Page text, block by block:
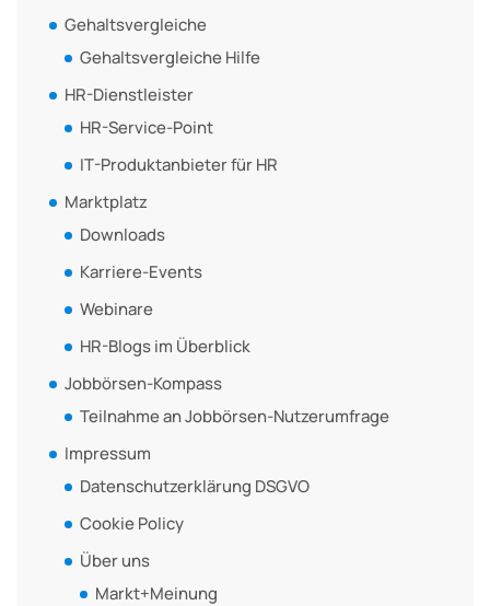
Gehaltsvergleiche
Gehaltsvergleiche Hilfe
HR-Dienstleister
HR-Service-Point
IT-Produktanbieter für HR
Marktplatz
Downloads
Karriere-Events
Webinare
HR-Blogs im Überblick
Jobbörsen-Kompass
Teilnahme an Jobbörsen-Nutzerumfrage
Impressum
Datenschutzerklärung DSGVO
Cookie Policy
Über uns
Markt+Meinung